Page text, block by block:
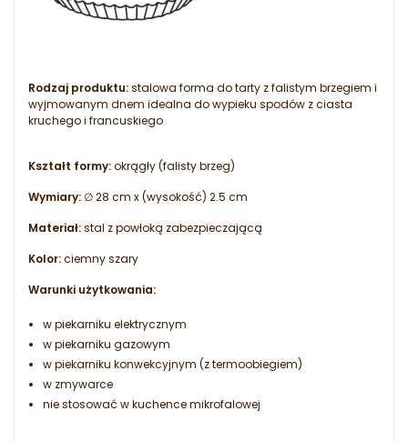
Rodzaj produktu:stalowa forma do tarty z falistym brzegiem i
wyjmowanym dnem idealna do wypieku spodów z ciasta
kruchego i francuskiego
Kształt formy:okrągły (falisty brzeg)
Wymiary: ∅ 28 cm x (wysokość) 2.5 cm
Materiał:stal z powłoką zabezpieczającą
Kolor:ciemny szary
Warunki użytkowania:
w piekarniku elektrycznym
w piekarniku gazowym
w piekarniku konwekcyjnym (z termoobiegiem)
w zmywarce
nie stosować w kuchence mikrofalowej